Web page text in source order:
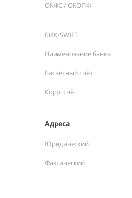
ОКФС / ОКОПФ
БИК/SWIFT
Наименование банка
Расчётный счёт
Корр. счёт
Адреса
Юридический
Фактический